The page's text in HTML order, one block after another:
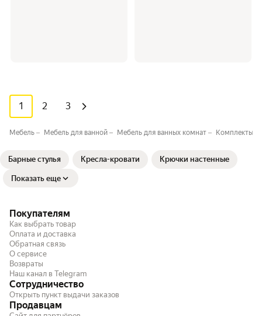
1 2 3
Мебель Мебель для ванной Мебель для ванных комнат Комплекты
Барные стулья Кресла-кровати Крючки настенные
Показать еще
Покупателям
Как выбрать товар
Оплата и доставка
Обратная связь
О сервисе
Возвраты
Наш канал в Telegram
Сотрудничество
Открыть пункт выдачи заказов
Продавцам